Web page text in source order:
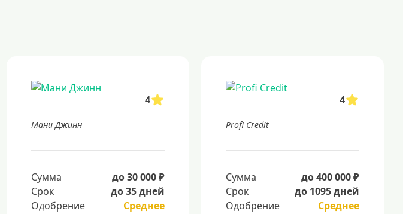
4
Мани Джинн
Сумма
до 30 000 ₽
Срок
до 35 дней
Одобрение
Среднее
4
Profi Credit
Сумма
до 400 000 ₽
Срок
до 1095 дней
Одобрение
Среднее